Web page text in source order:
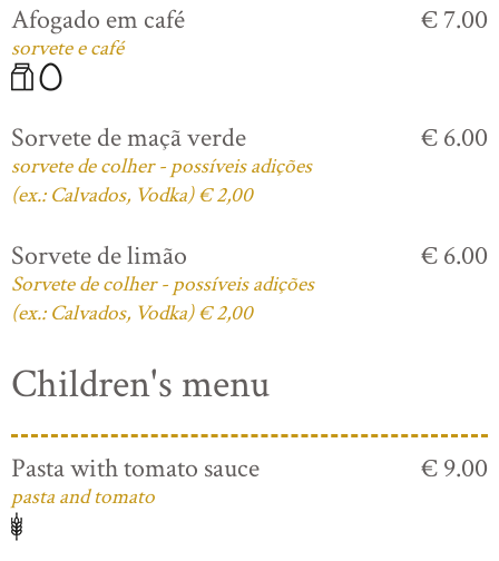
Afogado em café
sorvete e café
€ 7.00
Sorvete de maçã verde
sorvete de colher - possíveis adições
(ex.: Calvados, Vodka) € 2,00
€ 6.00
Sorvete de limão
Sorvete de colher - possíveis adições
(ex.: Calvados, Vodka) € 2,00
€ 6.00
Children's menu
Pasta with tomato sauce
pasta and tomato
€ 9.00